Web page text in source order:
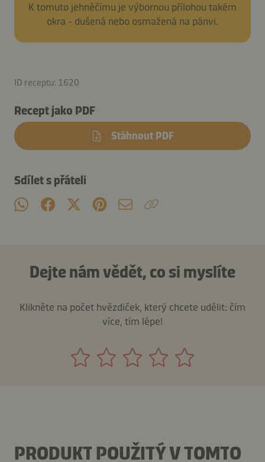
K tomuto jehněčímu je výbornou přílohou takém
okra - dušená nebo osmažená na pánvi.
ID receptu: 1620
Recept jako PDF
Stáhnout PDF
Sdílet s přáteli
Dejte nám vědět, co si myslíte
Klikněte na počet hvězdiček, který chcete udělit: čím
více, tím lépe!
PRODUKT POUŽITÝ V TOMTO